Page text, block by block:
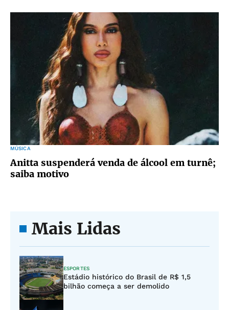
MÚSICA
Anitta suspenderá venda de álcool em turnê;
saiba motivo
Mais Lidas
ESPORTES
Estádio histórico do Brasil de R$ 1,5
bilhão começa a ser demolido